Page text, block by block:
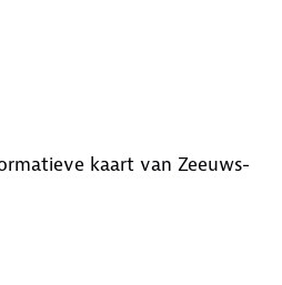
kaart van Zeeuws-